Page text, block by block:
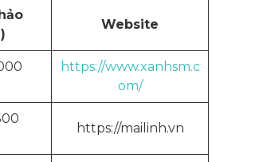
Website
https://www.xanhsm.c
om/
https://mailinh.vn